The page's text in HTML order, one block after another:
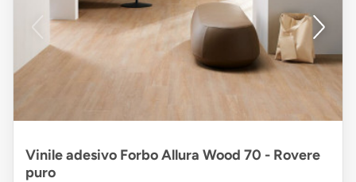
Vinile adesivo Forbo Allura Wood 70 - Rovere
puro